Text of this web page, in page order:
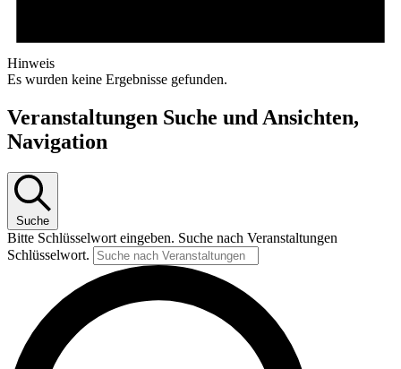
Hinweis
Es wurden keine Ergebnisse gefunden.
Veranstaltungen Suche und Ansichten,
Navigation
Suche
Bitte Schlüsselwort eingeben. Suche nach Veranstaltungen
Schlüsselwort.